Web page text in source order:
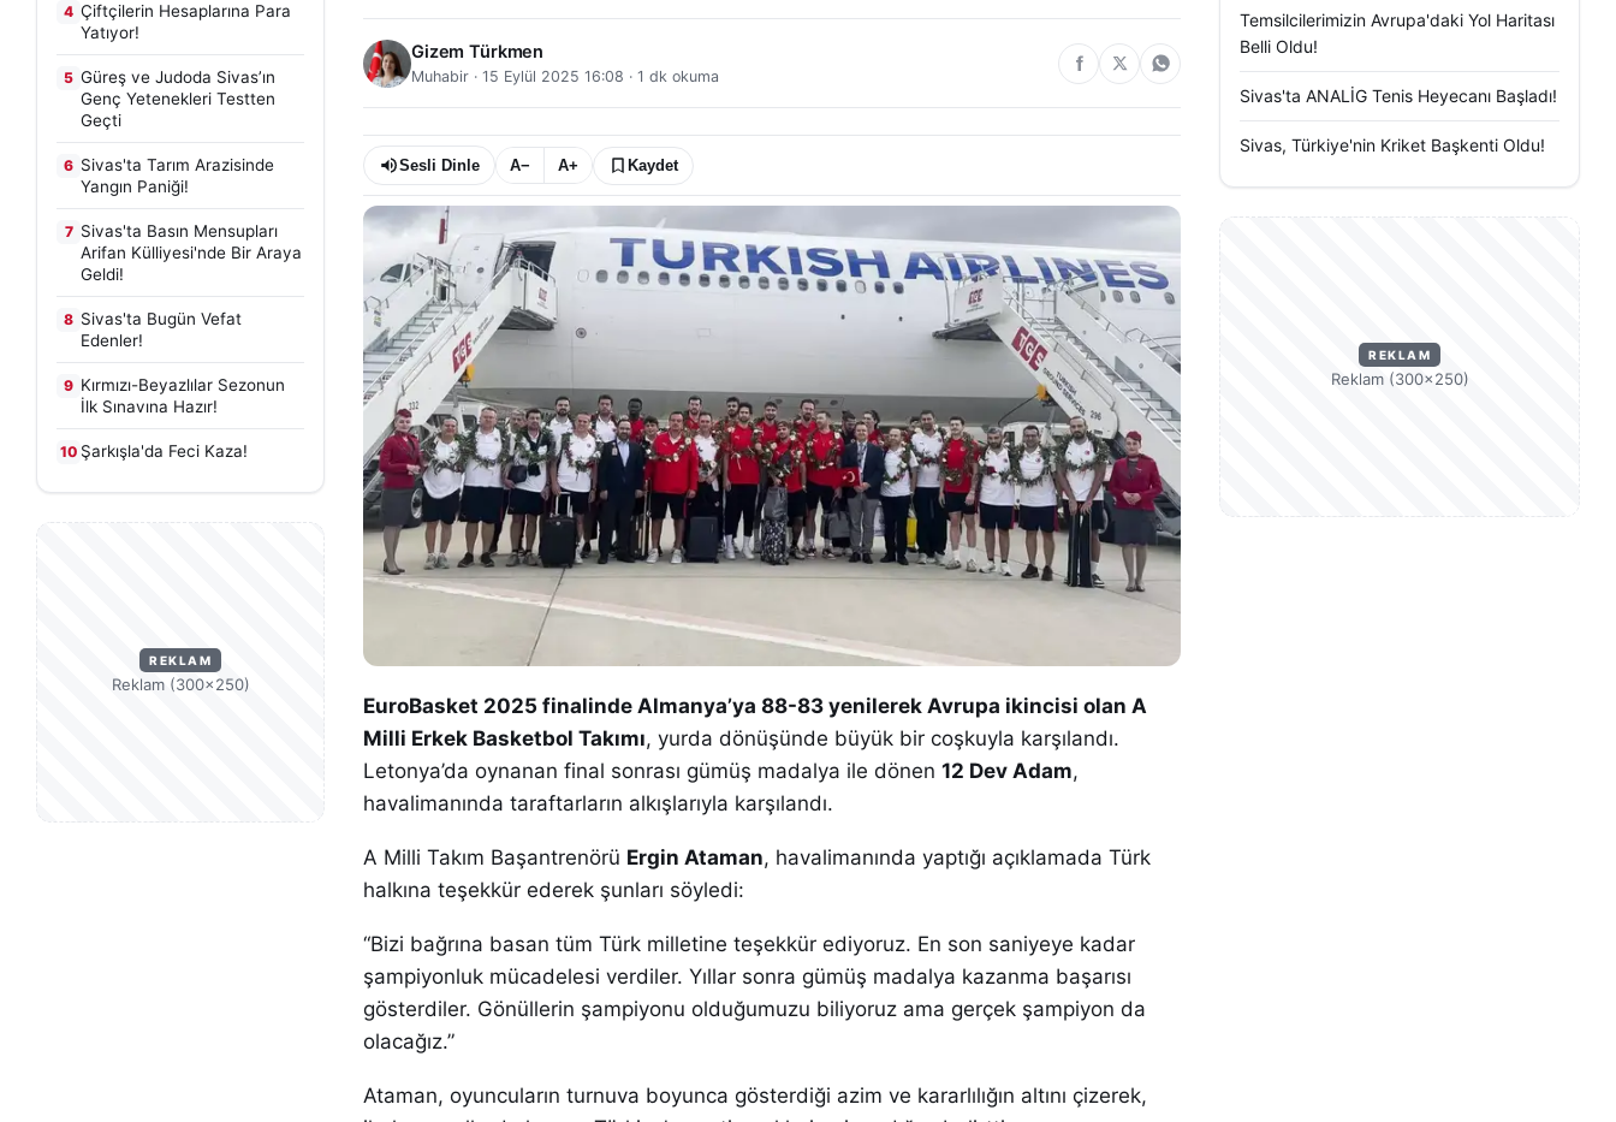
4 Çiftçilerin Hesaplarına Para
Yatıyor!
5 Güreş ve Judoda Sivas’ın
Genç Yetenekleri Testten
Geçti
6 Sivas'ta Tarım Arazisinde
Yangın Paniği!
7 Sivas'ta Basın Mensupları
Arifan Külliyesi'nde Bir Araya
Geldi!
8 Sivas'ta Bugün Vefat
Edenler!
9 Kırmızı-Beyazlılar Sezonun
İlk Sınavına Hazır!
10 Şarkışla'da Feci Kaza!
REKLAM
Reklam (300×250)
Gizem Türkmen
Muhabir · 15 Eylül 2025 16:08 · 1 dk okuma
Sesli Dinle A− A+ Kaydet
EuroBasket 2025 finalinde Almanya’ya 88-83 yenilerek Avrupa ikincisi olan A
Milli Erkek Basketbol Takımı, yurda dönüşünde büyük bir coşkuyla karşılandı.
Letonya’da oynanan final sonrası gümüş madalya ile dönen 12 Dev Adam,
havalimanında taraftarların alkışlarıyla karşılandı.
A Milli Takım Başantrenörü Ergin Ataman, havalimanında yaptığı açıklamada Türk
halkına teşekkür ederek şunları söyledi:
“Bizi bağrına basan tüm Türk milletine teşekkür ediyoruz. En son saniyeye kadar
şampiyonluk mücadelesi verdiler. Yıllar sonra gümüş madalya kazanma başarısı
gösterdiler. Gönüllerin şampiyonu olduğumuzu biliyoruz ama gerçek şampiyon da
olacağız.”
Ataman, oyuncuların turnuva boyunca gösterdiği azim ve kararlılığın altını çizerek,
Temsilcilerimizin Avrupa'daki Yol Haritası
Belli Oldu!
Sivas'ta ANALİG Tenis Heyecanı Başladı!
Sivas, Türkiye'nin Kriket Başkenti Oldu!
REKLAM
Reklam (300×250)